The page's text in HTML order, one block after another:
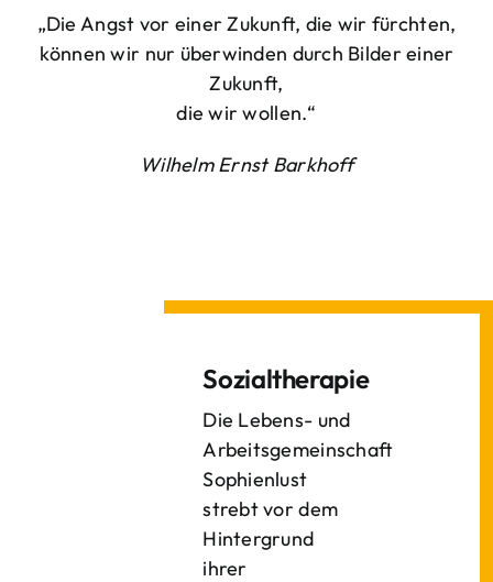
„Die Angst vor einer Zukunft, die wir fürchten,
können wir nur überwinden durch Bilder einer
Zukunft,
die wir wollen.“
Wilhelm Ernst Barkhoff
Sozialtherapie
Die Lebens- und
Arbeitsgemeinschaft
Sophienlust
strebt vor dem
Hintergrund
ihrer